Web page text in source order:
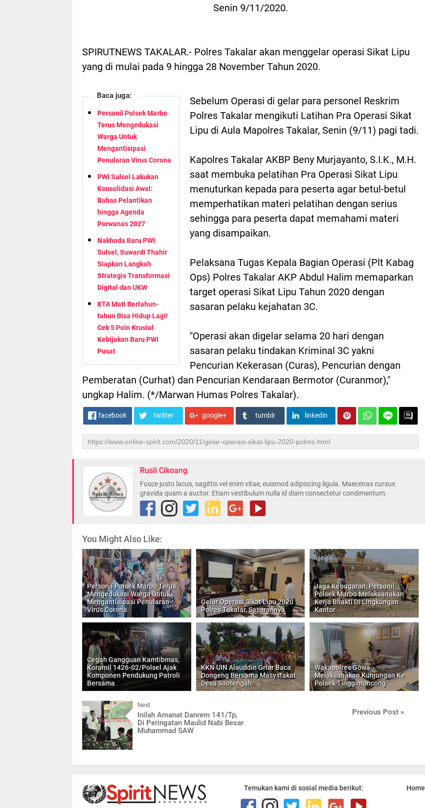
Senin 9/11/2020.
SPIRUTNEWS TAKALAR.- Polres Takalar akan menggelar operasi Sikat Lipu
yang di mulai pada 9 hingga 28 November Tahun 2020.
Baca juga:
Personil Polsek Marbo
Terus Mengedukasi
Warga Untuk
Mengantisipasi
Penularan Virus Corona
PWI Sulsel Lakukan
Konsolidasi Awal:
Bahas Pelantikan
hingga Agenda
Porwanas 2027
Nakhoda Baru PWI
Sulsel, Suwardi Thahir
Siapkan Langkah
Strategis Transformasi
Digital dan UKW
KTA Mati Bertahun-
tahun Bisa Hidup Lagi!
Cek 5 Poin Krusial
Kebijakan Baru PWI
Pusat
Sebelum Operasi di gelar para personel Reskrim
Polres Takalar mengikuti Latihan Pra Operasi Sikat
Lipu di Aula Mapolres Takalar, Senin (9/11) pagi tadi.
Kapolres Takalar AKBP Beny Murjayanto, S.I.K., M.H.
saat membuka pelatihan Pra Operasi Sikat Lipu
menuturkan kepada para peserta agar betul-betul
memperhatikan materi pelatihan dengan serius
sehingga para peserta dapat memahami materi
yang disampaikan.
Pelaksana Tugas Kepala Bagian Operasi (Plt Kabag
Ops) Polres Takalar AKP Abdul Halim memaparkan
target operasi Sikat Lipu Tahun 2020 dengan
sasaran pelaku kejahatan 3C.
"Operasi akan digelar selama 20 hari dengan
sasaran pelaku tindakan Kriminal 3C yakni
Pencurian Kekerasan (Curas), Pencurian dengan
Pemberatan (Curhat) dan Pencurian Kendaraan Bermotor (Curanmor),"
ungkap Halim. (*/Marwan Humas Polres Takalar).
facebook twitter google+ tumblr linkedin
Rusli Cikoang
Fusce justo lacus, sagittis vel enim vitae, euismod adipiscing ligula. Maecenas cursus
gravida quam a auctor. Etiam vestibulum nulla id diam consectetur condimentum.
You Might Also Like:
Personil Polsek Marbo Terus
Mengedukasi Warga Untuk
Mengantisipasi Penularan
Virus Corona
Gelar Operasi Sikat Lipu 2020
Polres Takalar, Sasarannya
Jaga Kebugaran, Personil
Polsek Marbo Melaksanakan
Kerja Bhakti Di Lingkungan
Kantor
Cegah Gangguan Kamtibmas,
Koramil 1426-02/Polsel Ajak
Komponen Pendukung Patroli
Bersama
KKN UIN Alauddin Grlar Baca
Dongeng Bersama Masystakat
Desa Saotengah
Wakapolres Gowa
Melaksanakan Kunjungan Ke
Polsek Tinggimoncong
Next
Inilah Amanat Danrem 141/Tp,
Di Peringatan Maulid Nabi Besar
Muhammad SAW
Previous Post »
Temukan kami di sosial media berikut: Home